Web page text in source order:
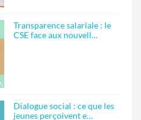
Transparence salariale : le
CSE face aux nouvell…
Dialogue social : ce que les
jeunes perçoivent e…